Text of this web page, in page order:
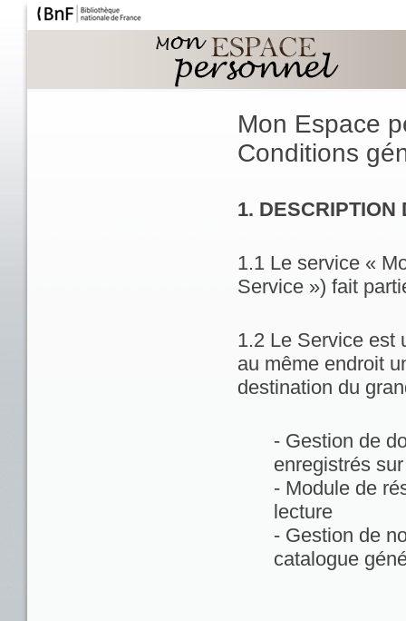
Mon Espace
Conditions
1. DESCRIPTION
1.1 Le service «
Service ») fait
1.2 Le Service est
au même endroit
destination du
- Gestion de
enregistrés
- Module de
lecture
- Gestion de
catalogue